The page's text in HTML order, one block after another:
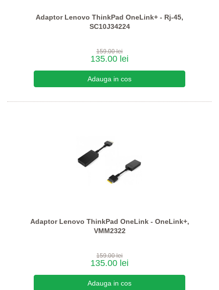
Adaptor Lenovo ThinkPad OneLink+ - Rj-45,
SC10J34224
159.00 lei
135.00 lei
Adaptor Lenovo ThinkPad OneLink - OneLink+,
VMM2322
159.00 lei
135.00 lei